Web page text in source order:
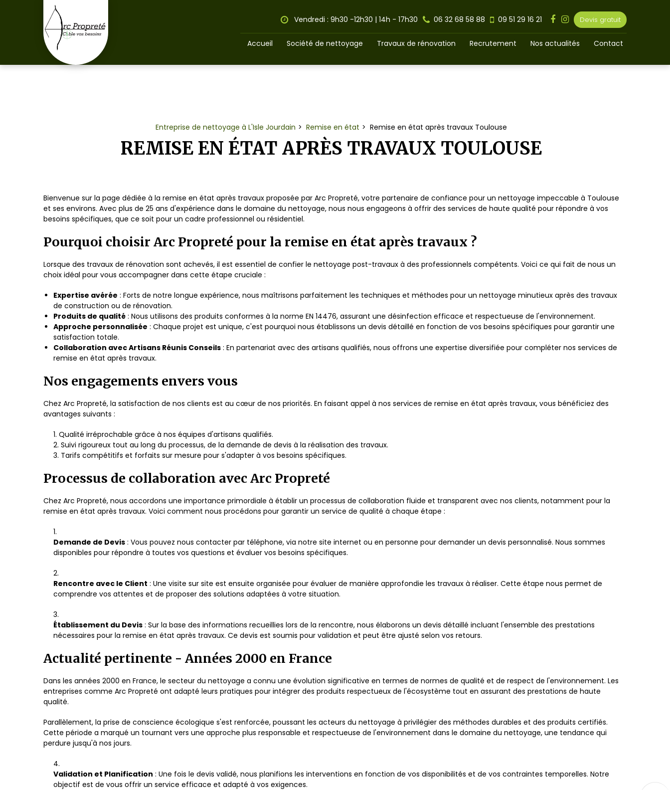
Vendredi : 9h30 -12h30 | 14h - 17h30 06 32 68 58 88 09 51 29 16 21 Devis gratuit
Accueil Société de nettoyage Travaux de rénovation Recrutement Nos actualités Contact
Entreprise de nettoyage à L'Isle Jourdain Remise en état Remise en état après travaux Toulouse
REMISE EN ÉTAT APRÈS TRAVAUX TOULOUSE
Bienvenue sur la page dédiée à la remise en état après travaux proposée par Arc Propreté, votre partenaire de confiance pour un nettoyage impeccable à Toulouse
et ses environs. Avec plus de 25 ans d'expérience dans le domaine du nettoyage, nous nous engageons à offrir des services de haute qualité pour répondre à vos
besoins spécifiques, que ce soit pour un cadre professionnel ou résidentiel.
Pourquoi choisir Arc Propreté pour la remise en état après travaux ?
Lorsque des travaux de rénovation sont achevés, il est essentiel de confier le nettoyage post-travaux à des professionnels compétents. Voici ce qui fait de nous un
choix idéal pour vous accompagner dans cette étape cruciale :
Expertise avérée : Forts de notre longue expérience, nous maîtrisons parfaitement les techniques et méthodes pour un nettoyage minutieux après des travaux
de construction ou de rénovation.
Produits de qualité : Nous utilisons des produits conformes à la norme EN 14476, assurant une désinfection efficace et respectueuse de l'environnement.
Approche personnalisée : Chaque projet est unique, c'est pourquoi nous établissons un devis détaillé en fonction de vos besoins spécifiques pour garantir une
satisfaction totale.
Collaboration avec Artisans Réunis Conseils : En partenariat avec des artisans qualifiés, nous offrons une expertise diversifiée pour compléter nos services de
remise en état après travaux.
Nos engagements envers vous
Chez Arc Propreté, la satisfaction de nos clients est au cœur de nos priorités. En faisant appel à nos services de remise en état après travaux, vous bénéficiez des
avantages suivants :
Qualité irréprochable grâce à nos équipes d'artisans qualifiés.
Suivi rigoureux tout au long du processus, de la demande de devis à la réalisation des travaux.
Tarifs compétitifs et forfaits sur mesure pour s'adapter à vos besoins spécifiques.
Processus de collaboration avec Arc Propreté
Chez Arc Propreté, nous accordons une importance primordiale à établir un processus de collaboration fluide et transparent avec nos clients, notamment pour la
remise en état après travaux. Voici comment nous procédons pour garantir un service de qualité à chaque étape :
Demande de Devis : Vous pouvez nous contacter par téléphone, via notre site internet ou en personne pour demander un devis personnalisé. Nous sommes
disponibles pour répondre à toutes vos questions et évaluer vos besoins spécifiques.
Rencontre avec le Client : Une visite sur site est ensuite organisée pour évaluer de manière approfondie les travaux à réaliser. Cette étape nous permet de
comprendre vos attentes et de proposer des solutions adaptées à votre situation.
Établissement du Devis : Sur la base des informations recueillies lors de la rencontre, nous élaborons un devis détaillé incluant l'ensemble des prestations
nécessaires pour la remise en état après travaux. Ce devis est soumis pour validation et peut être ajusté selon vos retours.
Actualité pertinente - Années 2000 en France
Dans les années 2000 en France, le secteur du nettoyage a connu une évolution significative en termes de normes de qualité et de respect de l'environnement. Les
entreprises comme Arc Propreté ont adapté leurs pratiques pour intégrer des produits respectueux de l'écosystème tout en assurant des prestations de haute
qualité.
Parallèlement, la prise de conscience écologique s'est renforcée, poussant les acteurs du nettoyage à privilégier des méthodes durables et des produits certifiés.
Cette période a marqué un tournant vers une approche plus responsable et respectueuse de l'environnement dans le domaine du nettoyage, une tendance qui
perdure jusqu'à nos jours.
Validation et Planification : Une fois le devis validé, nous planifions les interventions en fonction de vos disponibilités et de vos contraintes temporelles. Notre
objectif est de vous offrir un service efficace et adapté à vos exigences.
Panneau de gestion des cookies